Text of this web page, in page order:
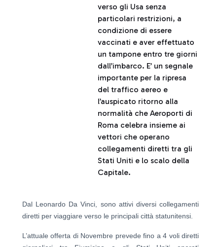
verso gli Usa senza
particolari restrizioni, a
condizione di essere
vaccinati e aver effettuato
un tampone entro tre giorni
dall’imbarco. E’ un segnale
importante per la ripresa
del traffico aereo e
l’auspicato ritorno alla
normalità che Aeroporti di
Roma celebra insieme ai
vettori che operano
collegamenti diretti tra gli
Stati Uniti e lo scalo della
Capitale.
Dal Leonardo Da Vinci, sono attivi diversi collegamenti
diretti per viaggiare verso le principali città statunitensi.
L’attuale offerta di Novembre prevede fino a 4 voli diretti